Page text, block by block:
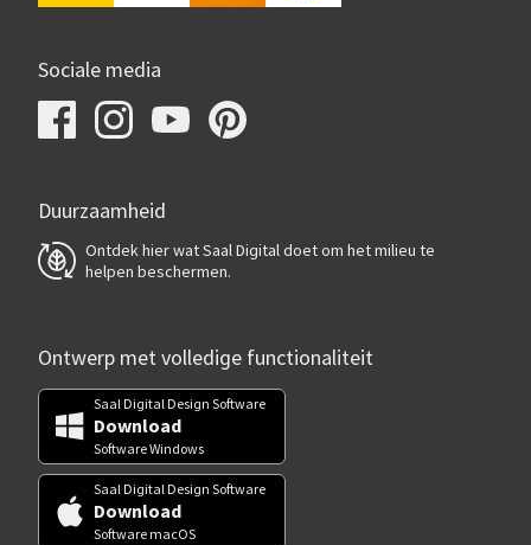
Sociale media
Duurzaamheid
Ontdek hier wat Saal Digital doet om het milieu te
helpen beschermen.
Ontwerp met volledige functionaliteit
Saal Digital Design Software
Download
Software Windows
Saal Digital Design Software
Download
Software macOS